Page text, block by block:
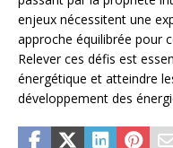
enjeux nécessitent une
approche équilibrée pour
Relever ces défis est
énergétique et atteindre
développement des